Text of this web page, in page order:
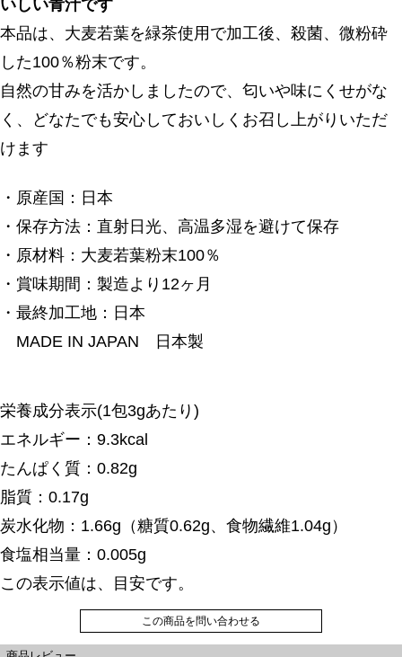
いしい青汁です
本品は、大麦若葉を緑茶使用で加工後、殺菌、微粉砕
した100％粉末です。
自然の甘みを活かしましたので、匂いや味にくせがな
く、どなたでも安心しておいしくお召し上がりいただ
けます
・原産国：日本
・保存方法：直射日光、高温多湿を避けて保存
・原材料：大麦若葉粉末100％
・賞味期間：製造より12ヶ月
・最終加工地：日本
MADE IN JAPAN 日本製
栄養成分表示(1包3gあたり)
エネルギー：9.3kcal
たんぱく質：0.82g
脂質：0.17g
炭水化物：1.66g（糖質0.62g、食物繊維1.04g）
食塩相当量：0.005g
この表示値は、目安です。
この商品を問い合わせる